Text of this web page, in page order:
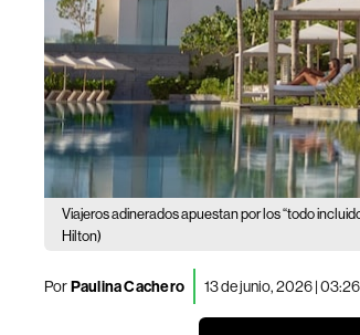
Viajeros adinerados apuestan por los “todo
Hilton)
PorPaulina Cachero 13 de junio, 2026 |